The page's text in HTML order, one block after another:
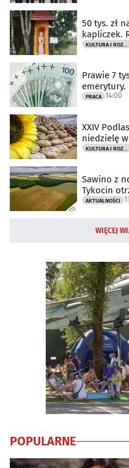
50 tys. zł
kapliczek.
Prawie 7
emerytury.
PRACA 14:00
XXIV
niedzielę
Sawino z
Tykocin
AKTUALNOŚCI
WIĘCEJ
POPULARNE